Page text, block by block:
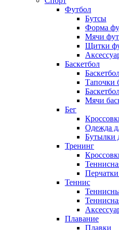
Футбол
Бутсы
Форма
Мячи
Щитки
Баскетбол
Тапочки
Мячи
Бег
Одежда
Бутылки
Тренинг
Теннис
Плавание
Плавки